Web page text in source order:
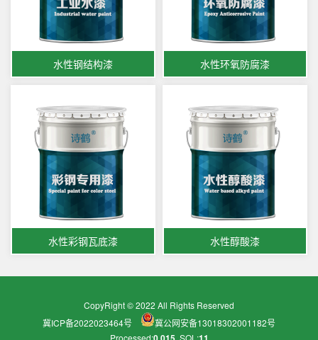
水性钢结构漆 水性环氧防腐漆
水性彩钢瓦底漆 水性醇酸漆
CopyRight © 2022 All Rights Reserved
冀ICP备2022023464号
冀公网安备13018302001182号
Processed:
, SQL: